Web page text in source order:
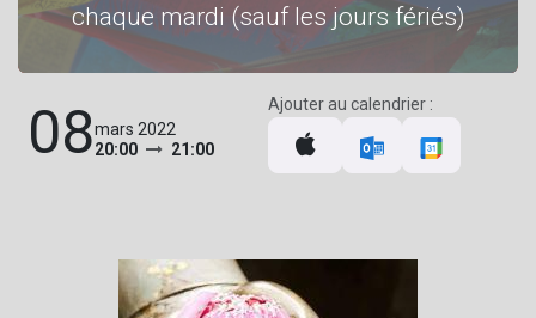
chaque mardi (sauf les jours fériés)
08mars 2022
20:00
21:00
Ajouter au calendrier :